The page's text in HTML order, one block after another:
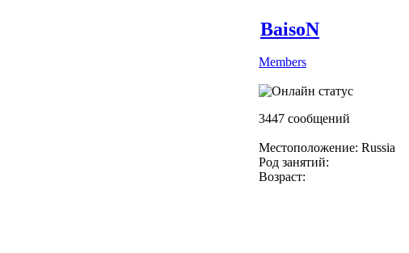
BaisoN
Members
3447 сообщений
Местоположение: Russia
Род занятий:
Возраст: